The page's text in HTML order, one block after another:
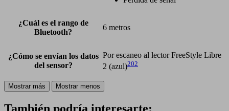
¿Cuál es el rango de
Bluetooth?
6 metros
¿Cómo se envían los datos
del sensor?
Por escaneo al lector FreeStyle Libre
2 (azul)202
Mostrar más Mostrar menos